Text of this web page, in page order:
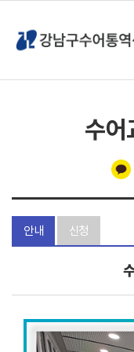
수어
분
선
안내 신청